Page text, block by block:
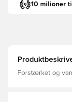
10 milioner
Forstærket og